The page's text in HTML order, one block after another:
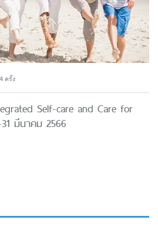
ครั้ง
Self-care and Care for
มีนาคม 2566